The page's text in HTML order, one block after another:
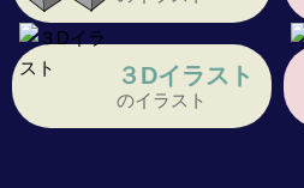
３Dイラスト
のイラスト